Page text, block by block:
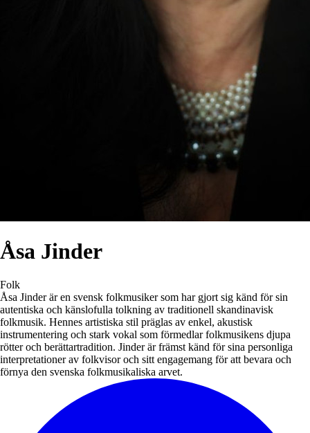
Åsa Jinder
Folk
Åsa Jinder är en svensk folkmusiker som har gjort sig känd för sin
autentiska och känslofulla tolkning av traditionell skandinavisk
folkmusik. Hennes artistiska stil präglas av enkel, akustisk
instrumentering och stark vokal som förmedlar folkmusikens djupa
rötter och berättartradition. Jinder är främst känd för sina personliga
interpretationer av folkvisor och sitt engagemang för att bevara och
förnya den svenska folkmusikaliska arvet.